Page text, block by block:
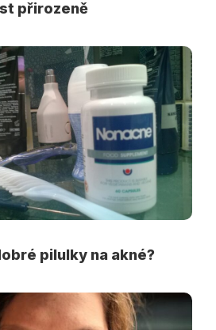
přirozeně
pilulky na akné?